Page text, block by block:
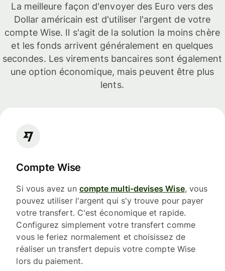
La meilleure façon d'envoyer des Euro vers des
Dollar américain est d'utiliser l'argent de votre
compte Wise. Il s'agit de la solution la moins chère
et les fonds arrivent généralement en quelques
secondes. Les virements bancaires sont également
une option économique, mais peuvent être plus
lents.
Compte Wise
Si vous avez un compte multi-devises Wise, vous
pouvez utiliser l'argent qui s'y trouve pour payer
votre transfert. C'est économique et rapide.
Configurez simplement votre transfert comme
vous le feriez normalement et choisissez de
réaliser un transfert depuis votre compte Wise
lors du paiement.